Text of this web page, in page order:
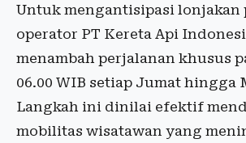
Untuk mengantisipasi lonjakan
operator PT Kereta Api
menambah perjalanan khusus
06.00 WIB setiap Jumat hingga
Langkah ini dinilai efektif
mobilitas wisatawan yang